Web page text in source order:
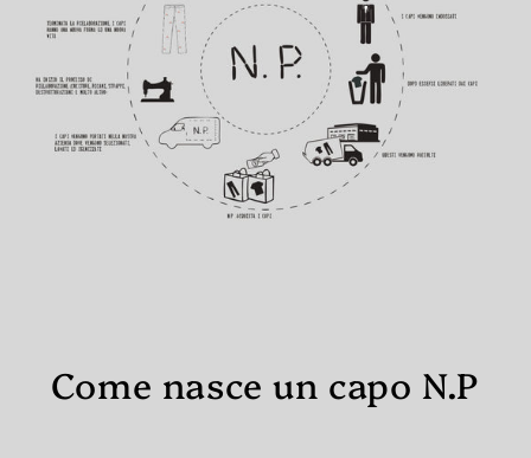
Come nasce un capo N.P